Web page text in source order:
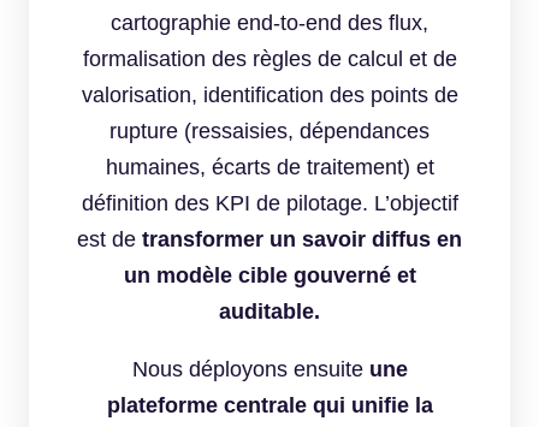
cartographie end-to-end des flux,
formalisation des règles de calcul et de
valorisation, identification des points de
rupture (ressaisies, dépendances
humaines, écarts de traitement) et
définition des KPI de pilotage. L’objectif
est de transformer un savoir diffus en
un modèle cible gouverné et
auditable.
Nous déployons ensuite une
plateforme centrale qui unifie la